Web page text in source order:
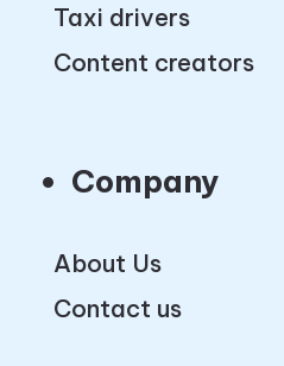
Taxi drivers
Content creators
Company
About Us
Contact us